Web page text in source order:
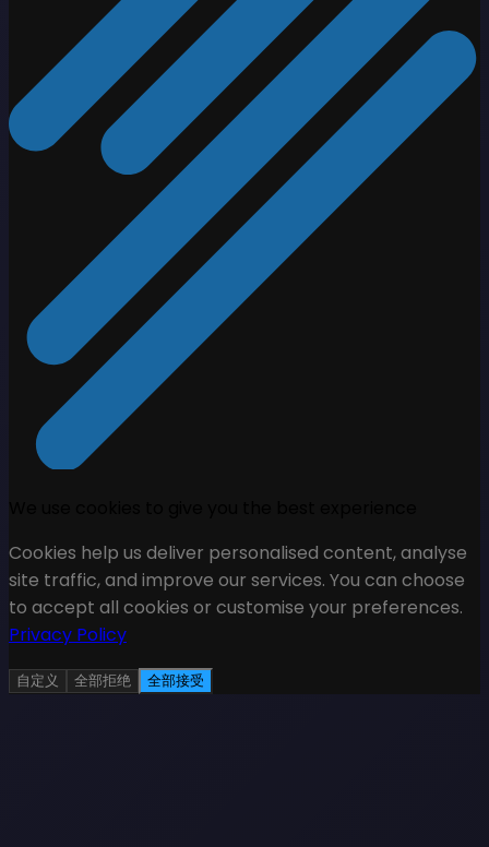
Cookies help us deliver personalised content, analyse
site traffic, and improve our services. You can choose
to accept all cookies or customise your preferences.
Privacy Policy
自定义 全部拒绝 全部接受